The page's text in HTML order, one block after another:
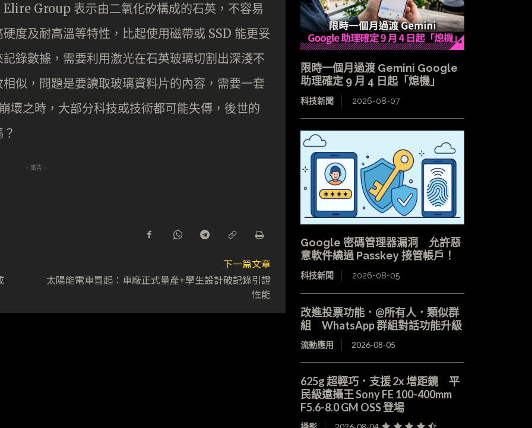
Group 表示由二氧化矽構成的石英，不容易
度及耐高溫等特性，比起使用磁帶或 SSD 能更妥
錄數據，需要利用激光在石英玻璃切割出深淺不
似，問題是要讀取玻璃資料片的內容，需要一套
壞之時，大部分科技或技術都可能失傳，後世的
- 廣告 -
下一篇文章
太陽能電車冒起：車廠正式量產+學生設計破記錄引證
性能
限時一個月過渡 Gemini Google
助理確定 9 月 4 日起「熄機」
科技新聞 2026-08-07
Google 密碼管理器漏洞 允許惡
意軟件繞過 Passkey 接管帳戶！
科技新聞 2026-08-05
改進投票功能．@所有人．類似群
組 WhatsApp 群組對話功能升級
流動應用 2026-08-05
625g 超輕巧．支援 2x 增距鏡 平
民級遠攝王 Sony FE 100-400mm
F5.6-8.0 GM OSS 登場